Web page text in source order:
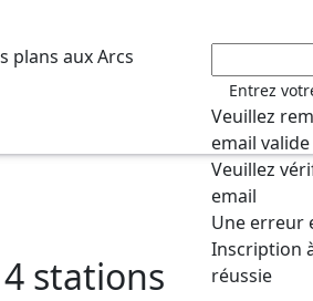
plans aux Arcs
Entrez
Veuillez
email valide
Veuillez
email
Une erreur
Inscription
réussie
stations